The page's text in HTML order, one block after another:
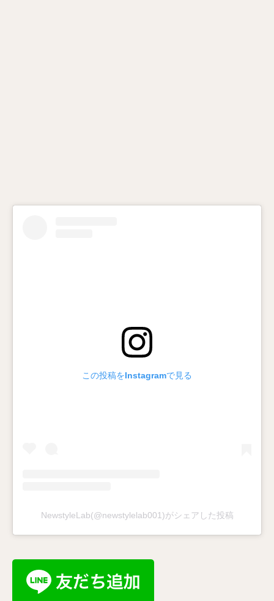
この投稿をInstagramで見る
NewstyleLab(@newstylelab001)がシェアした投稿